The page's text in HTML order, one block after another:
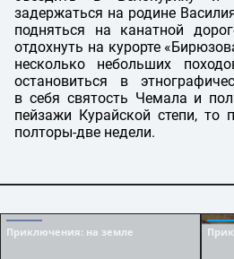
задержаться на родине
подняться на канатной
отдохнуть на курорте
несколько небольших
остановиться в
в себя святость Чемала и
пейзажи Курайской степи, то
полторы-две недели.
Приключения: на земле